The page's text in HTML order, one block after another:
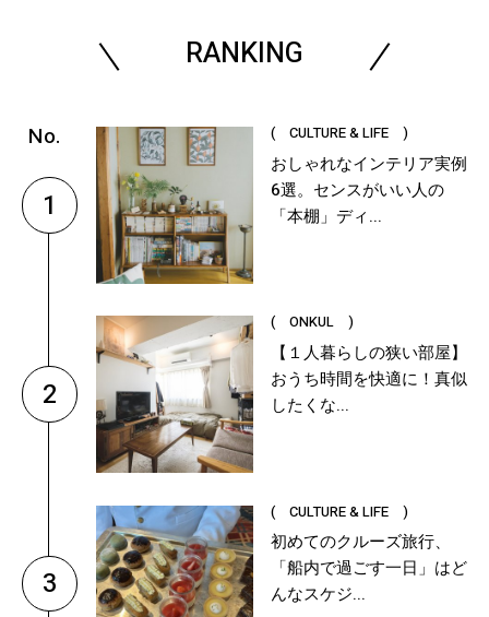
RANKING
1
( CULTURE & LIFE )
おしゃれなインテリア実例
6選。センスがいい人の
「本棚」ディ...
2
( ONKUL )
【１人暮らしの狭い部屋】
おうち時間を快適に！真似
したくな...
3
( CULTURE & LIFE )
初めてのクルーズ旅行、
「船内で過ごす一日」はど
んなスケジ...